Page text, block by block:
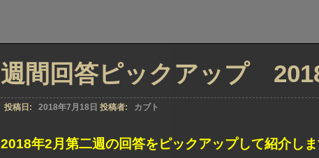
週間回答ピックアップ
投稿日: 2018年7月18日 投稿者: カブト
2018年2月第二週の回答をピックアップして紹介しま